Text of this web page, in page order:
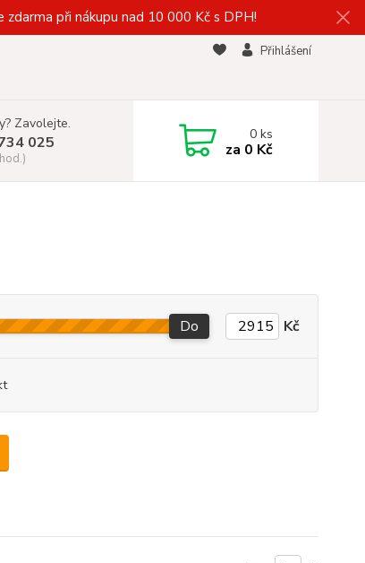
při nákupu nad 10 000 Kč s DPH!
Přihlášení
Zavolejte.
025 0ks
za 0 Kč
Do Kč